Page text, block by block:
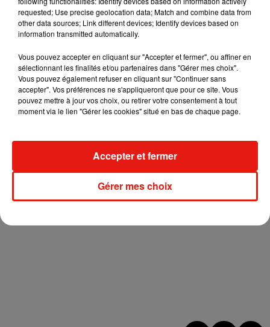
requested; Use precise geolocation data; Match and combine data from
other data sources; Link different devices; Identify devices based on
information transmitted automatically.
Vous pouvez accepter en cliquant sur "Accepter et fermer", ou affiner en
sélectionnant les finalités et/ou partenaires dans "Gérer mes choix".
Vous pouvez également refuser en cliquant sur "Continuer sans
accepter". Vos préférences ne s'appliqueront que pour ce site. Vous
pouvez mettre à jour vos choix, ou retirer votre consentement à tout
moment via le lien "Gérer les cookies" situé en bas de chaque page.
Gérer mes choix
Accepter et fermer